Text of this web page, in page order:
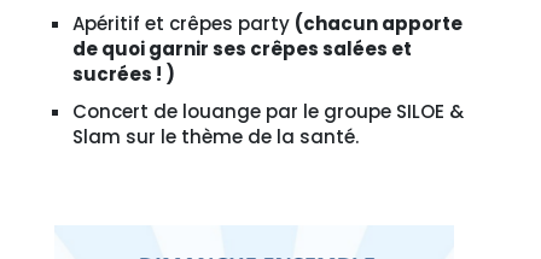
Apéritif et crêpes party (chacun apporte
de quoi garnir ses crêpes salées et
sucrées ! )
Concert de louange par le groupe SILOE &
Slam sur le thème de la santé.